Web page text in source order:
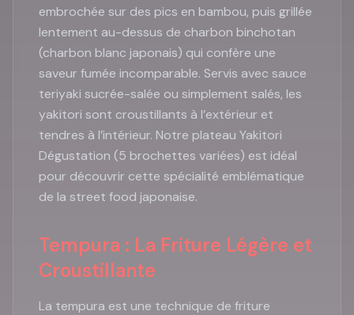
embrochée sur des pics en bambou, puis grillée
lentement au-dessus de charbon binchotan
(charbon blanc japonais) qui confère une
saveur fumée incomparable. Servis avec sauce
teriyaki sucrée-salée ou simplement salés, les
yakitori sont croustillants à l’extérieur et
tendres à l’intérieur. Notre plateau Yakitori
Dégustation (5 brochettes variées) est idéal
pour découvrir cette spécialité emblématique
de la street food japonaise.
Tempura : La Friture Légère et
Croustillante
La tempura est une technique de friture